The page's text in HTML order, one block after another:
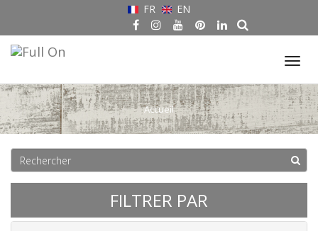
FR EN
Accueil
FILTRER PAR